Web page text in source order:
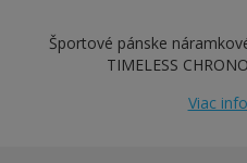
Športové pánske
TIMELESS
Viac